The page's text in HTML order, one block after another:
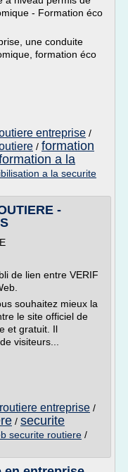
- Formation éco
une conduite
formation éco
entreprise /
/ formation
a la
a la securite
-
de lien entre VERIF
souhaitez mieux la
le site officiel de
et gratuit. Il
visiteurs...
entreprise /
/ securite
securite routiere /